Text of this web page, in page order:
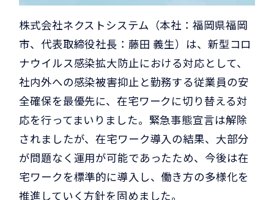
株式会社ネクストシステム（本社：福岡県福岡
市、代表取締役社長：藤田 義生）は、新型コロ
ナウイルス感染拡大防止における対応として、
社内外への感染被害抑止と勤務する従業員の安
全確保を最優先に、在宅ワークに切り替える対
応を行ってまいりました。緊急事態宣言は解除
されましたが、在宅ワーク導入の結果、大部分
が問題なく運用が可能であったため、今後は在
宅ワークを標準的に導入し、働き方の多様化を
推進していく方針を固めました。